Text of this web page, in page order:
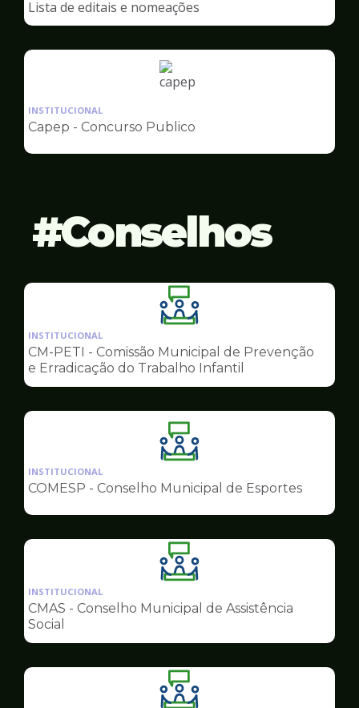
Capep
Lista de editais e nomeações
Ilustração
pagina
Capep
INSTITUCIONAL
Capep - Concurso Publico
Conselhos
Ilustração
da
pagina
de
Conselhos
INSTITUCIONAL
CM-PETI - Comissão Municipal de Prevenção
e Erradicação do Trabalho Infantil
Ilustração
da
pagina
Conselhos
INSTITUCIONAL
COMESP - Conselho Municipal de Esportes
Ilustração
da
pagina
Conselhos
INSTITUCIONAL
CMAS - Conselho Municipal de Assistência
Social
Ilustração